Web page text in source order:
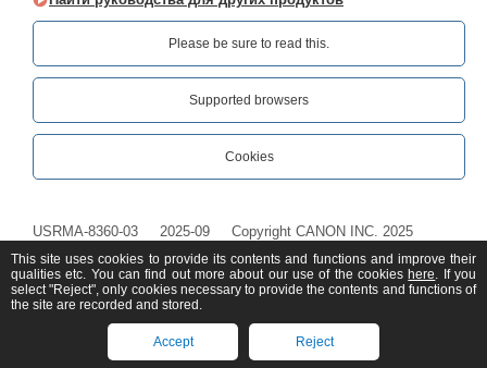
Please be sure to read this.‎
Supported browsers
Cookies
USRMA-8360-03 2025-09 Copyright CANON INC. 2025
This site uses cookies to provide its contents and functions and improve their
qualities etc. You can find out more about our use of the cookies here. If you
select "Reject", only cookies necessary to provide the contents and functions of
the site are recorded and stored.
Accept Reject